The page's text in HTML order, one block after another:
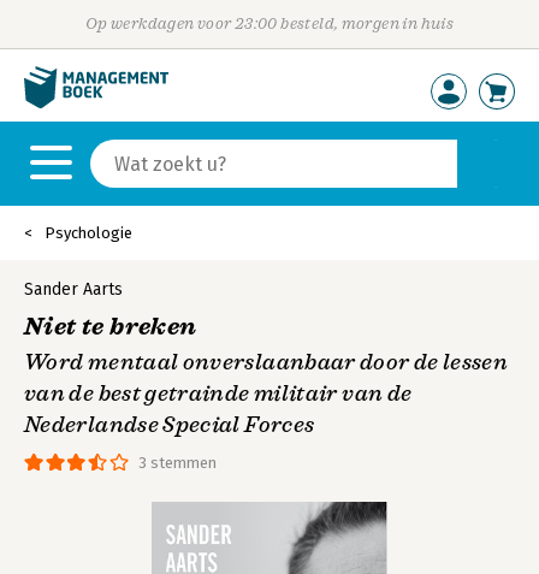
Op werkdagen voor 23:00 besteld, morgen in huis
Psychologie
3 stemmen
Sander Aarts
Niet te breken
Word mentaal onverslaanbaar door de lessen
van de best getrainde militair van de
Nederlandse Special Forces